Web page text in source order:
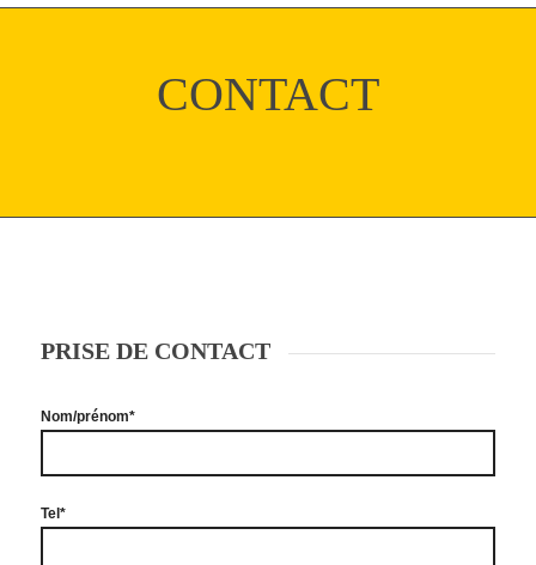
CONTACT
PRISE DE CONTACT
Nom/prénom*
Tel*